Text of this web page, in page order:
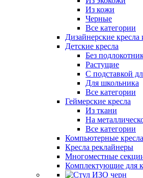
Из кожи
Черные
Все категории
Дизайнерские кресла
Детские кресла
Без
Растущие
С подставкой
Для школьника
Все категории
Геймерские кресла
Из ткани
На
Все категории
Компьютерные кресла
Кресла реклайнеры
Многоместные
Комплектующие для